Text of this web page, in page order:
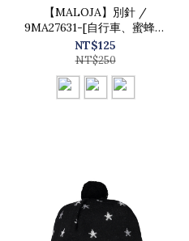
【MALOJA】別針 /
9MA27631-[自行車、蜜蜂、
山]
NT$125
NT$250